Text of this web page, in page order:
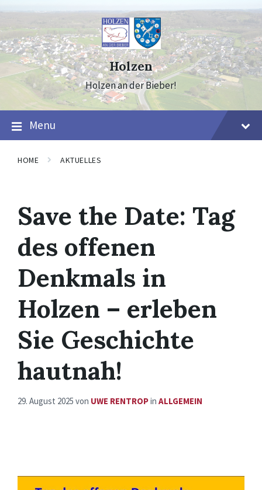
to
content
to
navigation
to
footer
Holzen
Holzen an der Bieber!
Menu
HOME AKTUELLES
Save the Date: Tag
des offenen
Denkmals in
Holzen – erleben
Sie Geschichte
hautnah!
29. August 2025 von UWE RENTROPin ALLGEMEIN